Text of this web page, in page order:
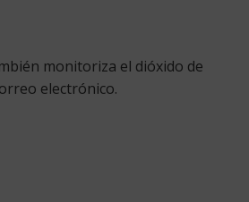
monitoriza el dióxido de
electrónico.